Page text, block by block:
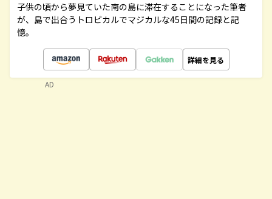
子供の頃から夢見ていた南の島に滞在することになった筆者
が、島で出合うトロピカルでマジカルな45日間の記録と記
憶。
詳細を見る
AD